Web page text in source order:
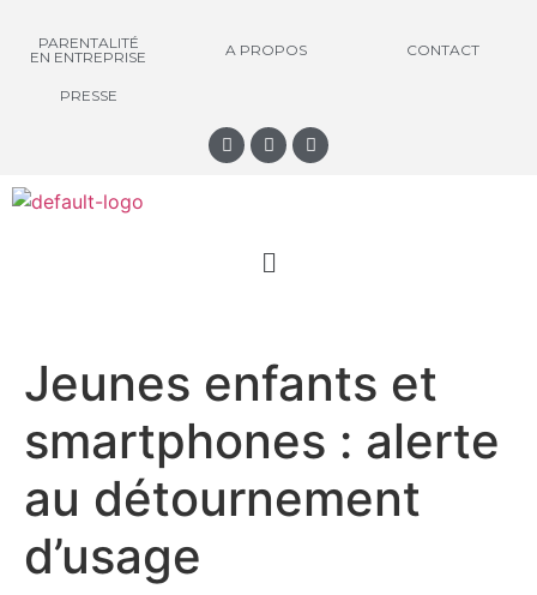
PARENTALITÉ
EN ENTREPRISE
A PROPOS CONTACT
PRESSE
Jeunes enfants et
smartphones : alerte
au détournement
d’usage